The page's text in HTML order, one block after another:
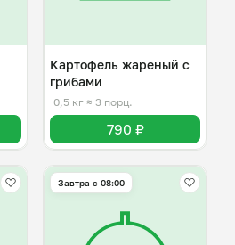
Картофель жареный с
грибами
0,5 кг ≈ 3 порц.
790 ₽
Завтра c 08:00